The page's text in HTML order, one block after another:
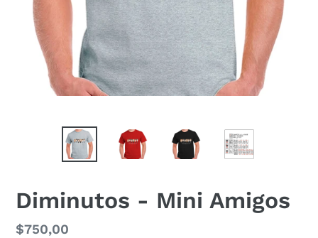
Diminutos - Mini Amigos
Precio
$750,00